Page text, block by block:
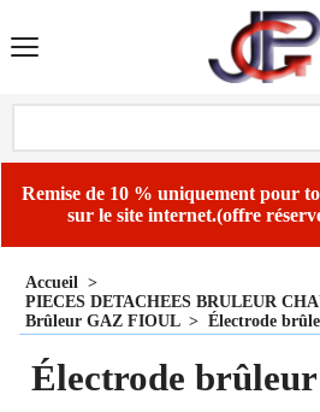
Remise de 10 % uniquement pour
sur le site internet.(offre
Accueil >
PIECES DETACHEES BRULEUR
Brûleur GAZ FIOUL> Électrode
Électrode